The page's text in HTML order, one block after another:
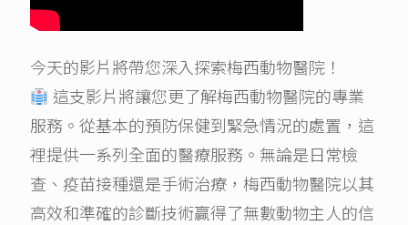
今天的影片將帶您深入探索梅西動物醫院！
這支影片將讓您更了解梅西動物醫院的專業
服務。從基本的預防保健到緊急情況的處置，這
裡提供一系列全面的醫療服務。無論是日常檢
查、疫苗接種還是手術治療，梅西動物醫院以其
高效和準確的診斷技術贏得了無數動物主人的信